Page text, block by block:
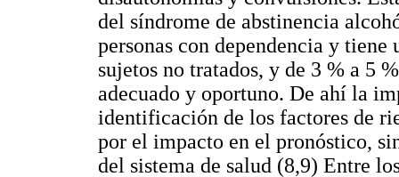
del síndrome de abstinencia
personas con dependencia y
sujetos no tratados, y de 3 % a 5
adecuado y oportuno. De ahí la
identificación de los factores de
por el impacto en el pronóstico,
del sistema de salud (8,9) Entre